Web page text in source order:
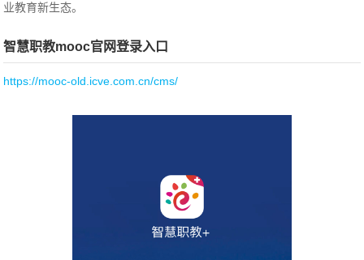
业教育新生态。
智慧职教mooc官网登录入口
https://mooc-old.icve.com.cn/cms/